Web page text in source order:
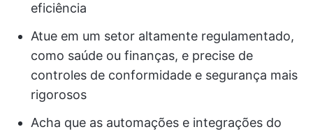
eficiência
Atue em um setor altamente regulamentado,
como saúde ou finanças, e precise de
controles de conformidade e segurança mais
rigorosos
Acha que as automações e integrações do